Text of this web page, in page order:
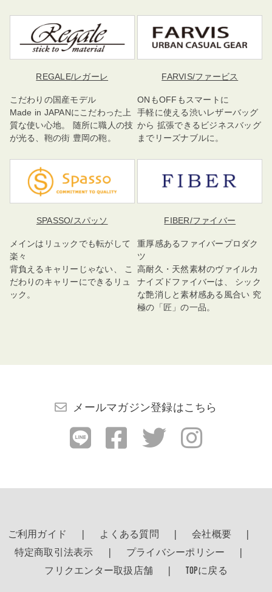
REGALE/レガーレ
こだわりの国産モデル
Made in JAPANにこだわった上
質な使い心地。 随所に職人の技
が光る、鞄の街 豊岡の鞄。
FARVIS/ファービス
ONもOFFもスマートに
手軽に使える渋いレザーバッグ
から 拡張できるビジネスバッグ
までリーズナブルに。
SPASSO/スパッソ
メインはリュックでも転がして
楽々
背負えるキャリーじゃない、 こ
だわりのキャリーにできるリュ
ック。
FIBER/ファイバー
重厚感あるファイバープロダク
ツ
高耐久・天然素材のヴァイルカ
ナイズドファイバーは、 シック
な艶消しと素材感ある風合い 究
極の「匠」の一品。
メールマガジン登録はこちら
ご利用ガイド よくある質問
会社概要
特定商取引法表示
プライバシーポリシー
フリクエンター取扱店舗
TOPに戻る